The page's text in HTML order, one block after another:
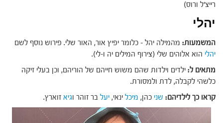
רייצ'ל ורוס)
יהלי
המשמעות: מהמילה יהל – כלומר יפיץ אור, האור שלי. פירוש נוסף לשם
יהלי הוא אלוהים שלי (צירוף המילים יה ו-לי).
מתאים ל: ילדים וילדות שהם משוש חייהם של הוריהם, וכן בעלי זיקה
כלשהי לקבלה, לדת ולמסורת.
קראו כך לילדיהם: שני כהן, מיכל ינאי, יעל בר זוהר וגיא זוארץ.